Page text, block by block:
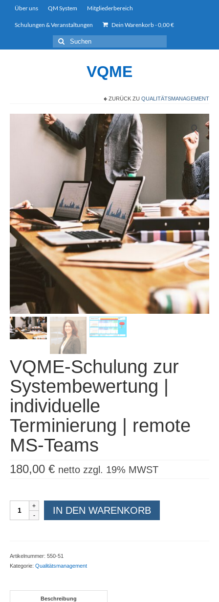
Über uns QM System Mitgliederbereich
Schulungen & Veranstaltungen Dein Warenkorb-0,00€
Suchen
nach:
VQME
ZURÜCK ZU QUALITÄTSMANAGEMENT
VQME-Schulung zur
Systembewertung |
individuelle
Terminierung | remote
MS-Teams
180,00 € netto zzgl. 19% MWST
Schulung
individuelle
Terminierung
MS-
IN DEN WARENKORB
Artikelnummer: 550-51
Kategorie: Qualitätsmanagement
Beschreibung